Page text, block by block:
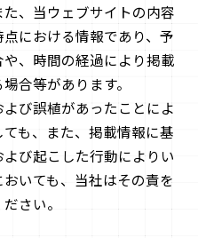
、当ウェブサイトの内容
における情報であり、予
、時間の経過により掲載
合等があります。
び誤植があったことによ
も、また、掲載情報に基
び起こした行動によりい
いても、当社はその責を
さい。